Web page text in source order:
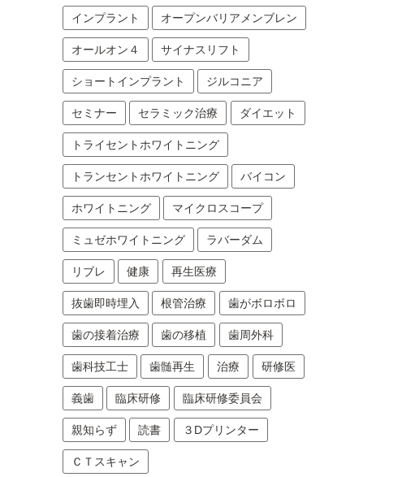
インプラント オープンバリアメンブレン
オールオン４ サイナスリフト
ショートインプラント ジルコニア
セミナー セラミック治療 ダイエット
トライセントホワイトニング
トランセントホワイトニング バイコン
ホワイトニング マイクロスコープ
ミュゼホワイトニング ラバーダム
リブレ 健康 再生医療
抜歯即時埋入 根管治療 歯がボロボロ
歯の接着治療 歯の移植 歯周外科
歯科技工士 歯髄再生 治療 研修医
義歯 臨床研修 臨床研修委員会
親知らず 読書 ３Dプリンター
ＣＴスキャン